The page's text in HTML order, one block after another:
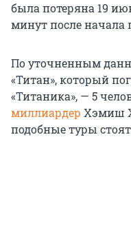
была потеряна 19
минут после начала
По уточненным
«Титан», который
«Титаника», — 5
миллиардер Хэмиш
подобные туры